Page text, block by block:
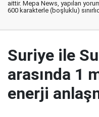
aittir. Mepa News, yapılan
600 karakterle (boşluklu)
Suriye ile
arasında 1
enerji